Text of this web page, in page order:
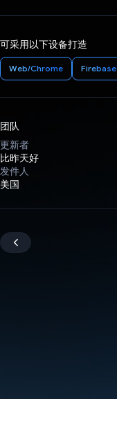
可采用以下设备打造
Web/Chrome Firebase
团队
更新者
比昨天好
发件人
美国